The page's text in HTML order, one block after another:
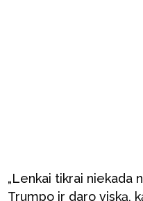
„Lenkai tikrai niekada
Trumpo ir daro viską,